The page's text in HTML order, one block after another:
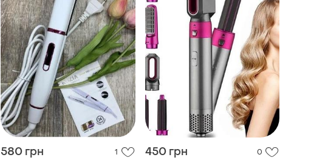
580 грн 1 450 грн 0